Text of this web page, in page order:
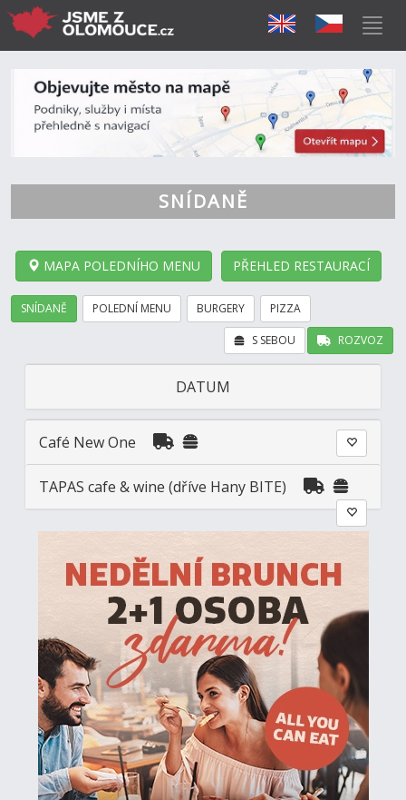
SNÍDANĚ
MAPA POLEDNÍHO MENU PŘEHLED RESTAURACÍ
SNÍDANĚ POLEDNÍ MENU BURGERY PIZZA
ROZVOZ
S SEBOU
DATUM
Café New One
TAPAS cafe & wine (dříve Hany BITE)